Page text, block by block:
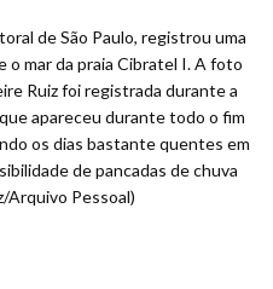
de São Paulo, registrou uma
o mar da praia Cibratel I. A foto
Ruiz foi registrada durante a
apareceu durante todo o fim
os dias bastante quentes em
de pancadas de chuva
Arquivo Pessoal)